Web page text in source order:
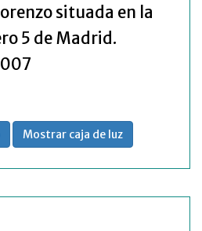
situada en la
5 de Madrid.
Mostrar caja de luz